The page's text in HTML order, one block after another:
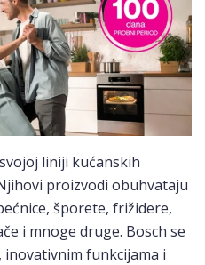
liniji kućanskih
proizvodi obuhvataju
šporete, frižidere,
i mnoge druge. Bosch se
funkcijama i